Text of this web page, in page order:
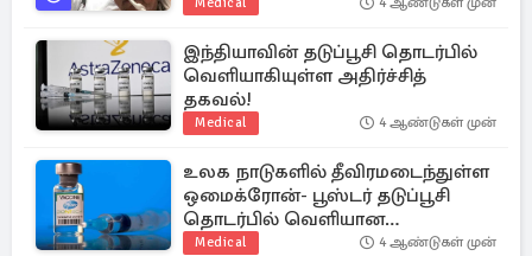
இந்தியாவின் தடுப்பூசி தொடர்பில்
வெளியாகியுள்ள அதிர்ச்சித்
தகவல்!
Medical 4 ஆண்டுகள் முன்
உலக நாடுகளில் தீவிரமடைந்துள்ள
ஒமைக்ரோன்- பூஸ்டர் தடுப்பூசி
தொடர்பில் வெளியான
ஆய்வறிக்கை!
Medical 4 ஆண்டுகள் முன்